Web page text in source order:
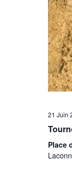
21 Juin
Place